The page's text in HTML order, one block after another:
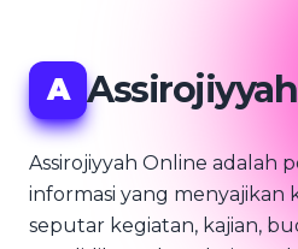
A
Assirojiyyah Online adalah
informasi yang menyajikan
seputar kegiatan, kajian,